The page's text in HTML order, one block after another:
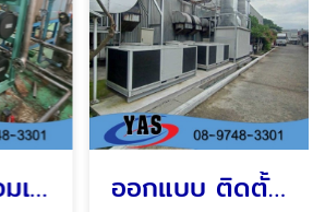
รับติดตั้งคอมเพรสเซอร์แบบหอยโข่ง ชลบุรี ออกแบบ ติดตั้งระบบชิลเลอร์ ชนิดระบายความร้อนด้วยอากาศ